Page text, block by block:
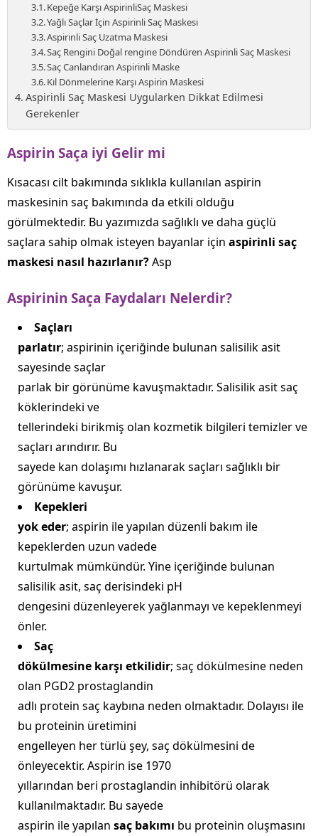
Kepeğe Karşı AspirinliSaç Maskesi
Yağlı Saçlar İçin Aspirinli Saç Maskesi
Aspirinli Saç Uzatma Maskesi
Saç Rengini Doğal rengine Döndüren Aspirinli Saç Maskesi
Saç Canlandıran Aspirinli Maske
Kıl Dönmelerine Karşı Aspirin Maskesi
Aspirinli Saç Maskesi Uygularken Dikkat Edilmesi
Gerekenler
Aspirin Saça iyi Gelir mi
Kısacası cilt bakımında sıklıkla kullanılan aspirin
maskesinin saç bakımında da etkili olduğu
görülmektedir. Bu yazımızda sağlıklı ve daha güçlü
saçlara sahip olmak isteyen bayanlar için aspirinli saç
maskesi nasıl hazırlanır?Asp
Aspirinin Saça Faydaları Nelerdir?
Saçları
parlatır; aspirinin içeriğinde bulunan salisilik asit
sayesinde saçlar
parlak bir görünüme kavuşmaktadır. Salisilik asit saç
köklerindeki ve
tellerindeki birikmiş olan kozmetik bilgileri temizler ve
saçları arındırır. Bu
sayede kan dolaşımı hızlanarak saçları sağlıklı bir
görünüme kavuşur.
Kepekleri
yok eder; aspirin ile yapılan düzenli bakım ile
kepeklerden uzun vadede
kurtulmak mümkündür. Yine içeriğinde bulunan
salisilik asit, saç derisindeki pH
dengesini düzenleyerek yağlanmayı ve kepeklenmeyi
önler.
Saç
dökülmesine karşı etkilidir; saç dökülmesine neden
olan PGD2 prostaglandin
adlı protein saç kaybına neden olmaktadır. Dolayısı ile
bu proteinin üretimini
engelleyen her türlü şey, saç dökülmesini de
önleyecektir. Aspirin ise 1970
yıllarından beri prostaglandin inhibitörü olarak
kullanılmaktadır. Bu sayede
aspirin ile yapılan saç bakımı bu proteinin oluşmasını